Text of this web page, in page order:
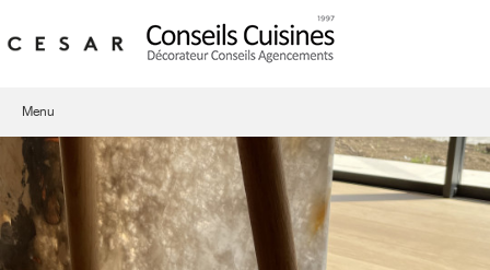
Menu
Qui sommes-nous ?
Showroom
Cuisines